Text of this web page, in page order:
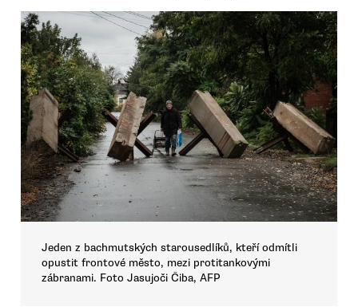
Jeden z bachmutských starousedlíků, kteří odmítli
opustit frontové město, mezi protitankovými
zábranami. Foto Jasujoči Čiba, AFP